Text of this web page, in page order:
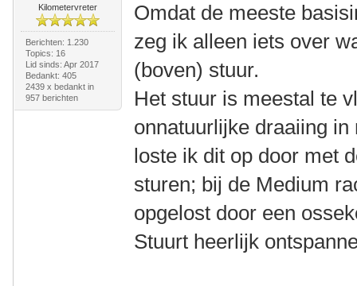
Kilometervreter
Berichten: 1.230
Topics: 16
Lid sinds: Apr 2017
Bedankt: 405
2439 x bedankt in
957 berichten
Omdat de meeste
zeg ik alleen iets over
(boven) stuur.
Het stuur is meestal te
onnatuurlijke draaiing
loste ik dit op door met
sturen; bij de Medium
opgelost door een
Stuurt heerlijk